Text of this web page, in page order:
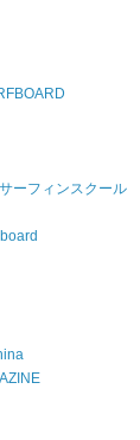
ーフィンスクール